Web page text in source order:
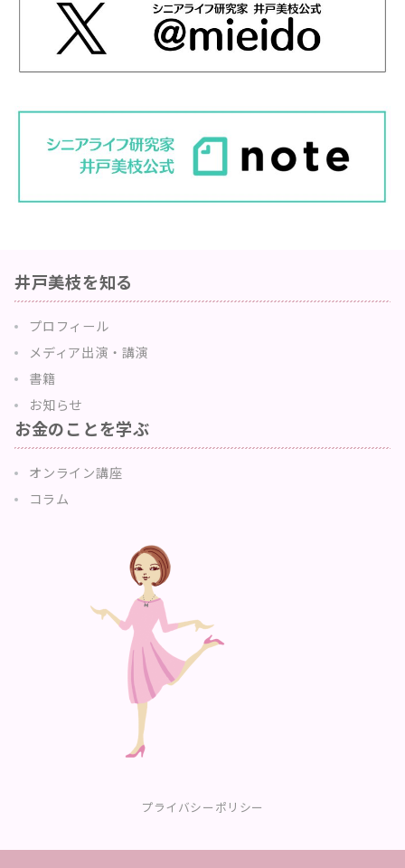
井戸美枝を知る
プロフィール
メディア出演・講演
書籍
お知らせ
お金のことを学ぶ
オンライン講座
コラム
プライバシーポリシー